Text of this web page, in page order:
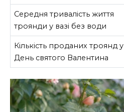
Середня тривалість життя
троянди у вазі без води
Кількість проданих троянд у
День святого Валентина